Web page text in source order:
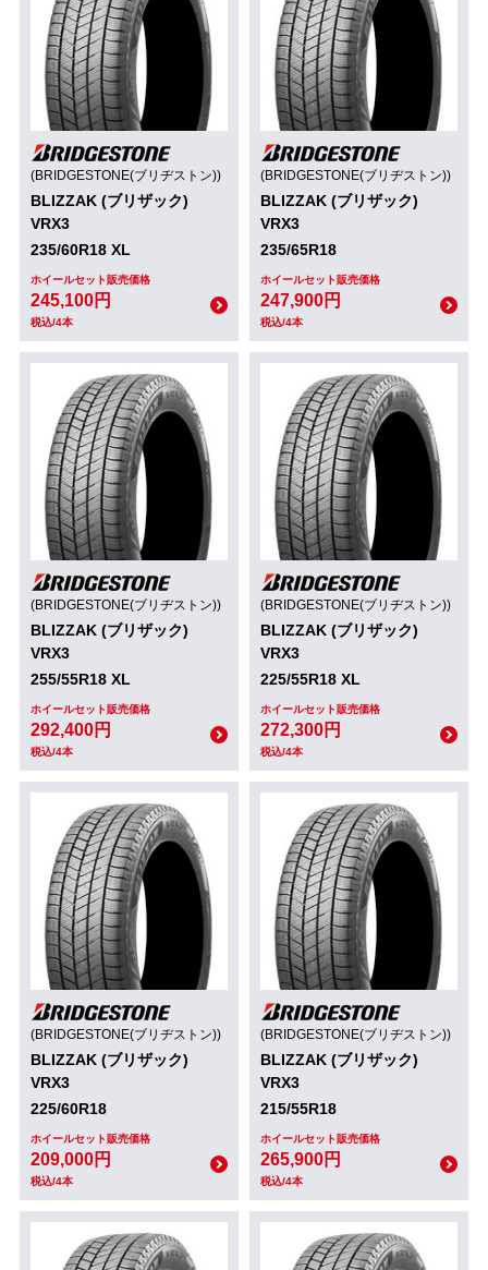
(BRIDGESTONE(ブリヂストン))
BLIZZAK (ブリザック)
VRX3
235/60R18 XL
ホイールセット販売価格
245,100円
税込/4本
(BRIDGESTONE(ブリヂストン))
BLIZZAK (ブリザック)
VRX3
235/65R18
ホイールセット販売価格
247,900円
税込/4本
(BRIDGESTONE(ブリヂストン))
BLIZZAK (ブリザック)
VRX3
255/55R18 XL
ホイールセット販売価格
292,400円
税込/4本
(BRIDGESTONE(ブリヂストン))
BLIZZAK (ブリザック)
VRX3
225/55R18 XL
ホイールセット販売価格
272,300円
税込/4本
(BRIDGESTONE(ブリヂストン))
BLIZZAK (ブリザック)
VRX3
225/60R18
ホイールセット販売価格
209,000円
税込/4本
(BRIDGESTONE(ブリヂストン))
BLIZZAK (ブリザック)
VRX3
215/55R18
ホイールセット販売価格
265,900円
税込/4本